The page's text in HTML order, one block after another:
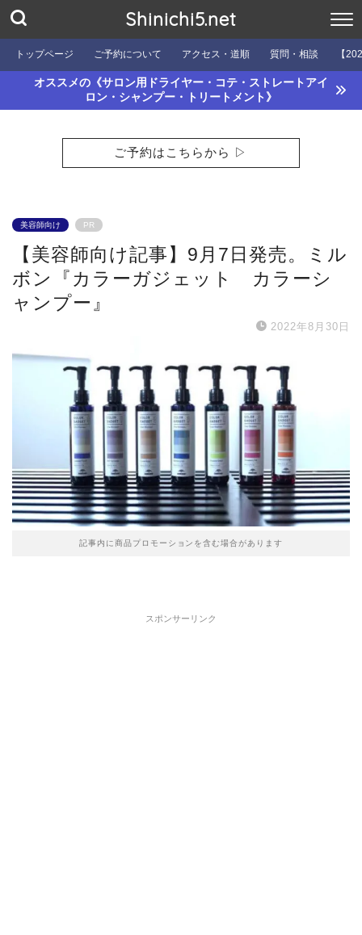
Shinichi5.net
トップページ ご予約について アクセス・道順 質問・相談 【
オススメの《サロン用ドライヤー・コテ・ストレートアイ
ロン・シャンプー・トリートメント》
ご予約はこちらから ▷
美容師向け PR
【美容師向け記事】9月7日発売。ミル
ボン『カラーガジェット カラーシ
ャンプー』
2022年8月30日
記事内に商品プロモーションを含む場合があります
スポンサーリンク